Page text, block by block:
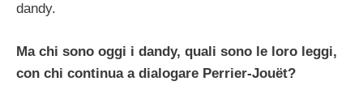
dandy.
Ma chi sono oggi i dandy, quali sono le loro leggi,
con chi continua a dialogare Perrier-Jouët?